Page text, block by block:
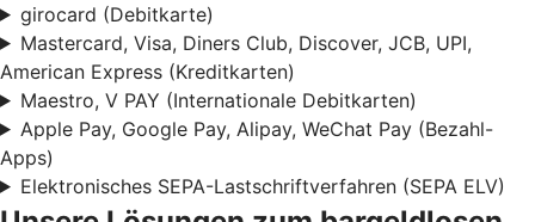
girocard (Debitkarte)
Mastercard, Visa, Diners Club, Discover, JCB, UPI,
American Express (Kreditkarten)
Maestro, V PAY (Internationale Debitkarten)
Apple Pay, Google Pay, Alipay, WeChat Pay (Bezahl-
Apps)
Elektronisches SEPA-Lastschriftverfahren (SEPA ELV)